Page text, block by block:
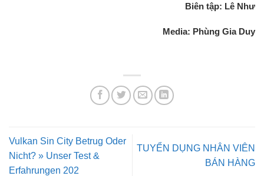
Biên tập: Lê Như
Media: Phùng Gia Duy
Vulkan Sin City Betrug Oder
Nicht? » Unser Test &
Erfahrungen 202
TUYỂN DỤNG NHÂN VIÊN
BÁN HÀNG